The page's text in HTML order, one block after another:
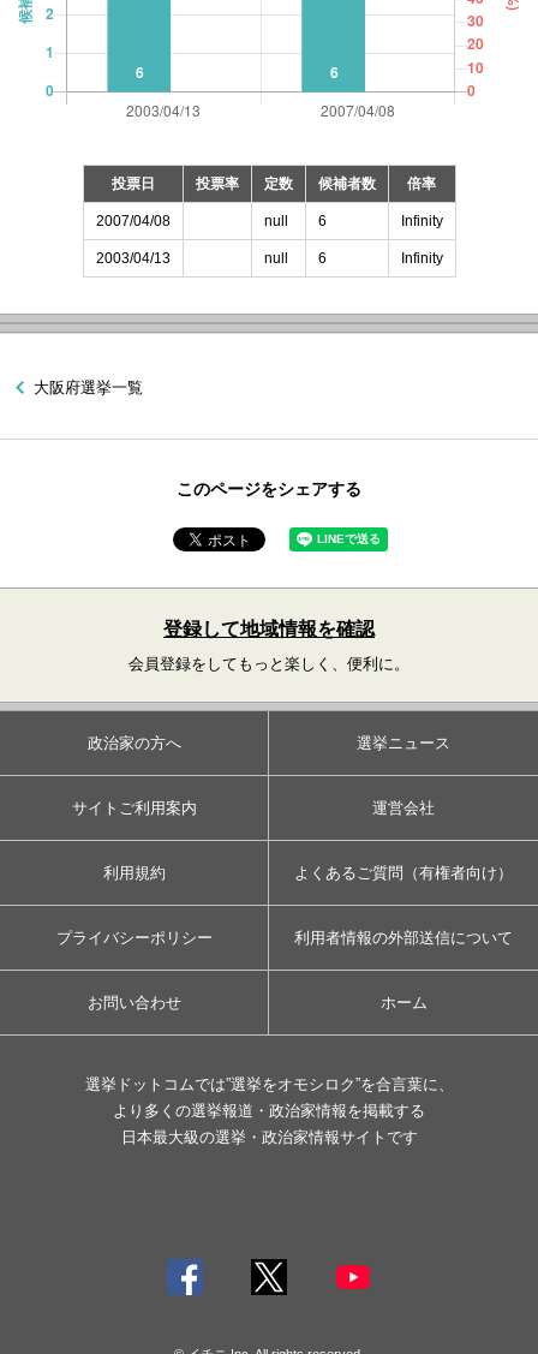
投票日 投票率 定数 候補者数 倍率
2007/04/08 null 6 Infinity
2003/04/13 null 6 Infinity
大阪府選挙一覧
このページをシェアする
登録して地域情報を確認
会員登録をしてもっと楽しく、便利に。
政治家の方へ 選挙ニュース
サイトご利用案内 運営会社
利用規約 よくあるご質問（有権者向け）
プライバシーポリシー 利用者情報の外部送信について
お問い合わせ ホーム
選挙ドットコムでは”選挙をオモシロク”を合言葉に、
より多くの選挙報道・政治家情報を掲載する
日本最大級の選挙・政治家情報サイトです